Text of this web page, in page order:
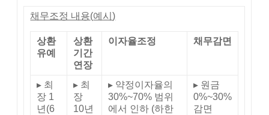
채무조정 내용(예시)
상환
유예
상환
기간
연장
이자율조정 채무감면
▸ 최
장 1
년(6
▸ 최
장
10년
▸ 약정이자율의
30%~70% 범위
에서 인하 (하한
▸ 원금
0%~30%
감면